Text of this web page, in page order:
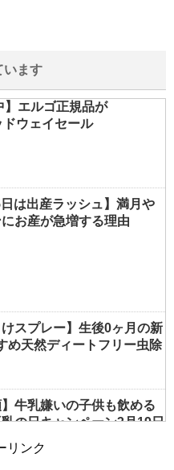
います
】エルゴ正規品が
ウェイセール
日は出産ラッシュ】満月や
お産が急増する理由
けスプレー】生後0ヶ月の新
め天然ディートフリー虫除
】牛乳嫌いの子供も飲める
の日キャンペーン3月19日
リンク